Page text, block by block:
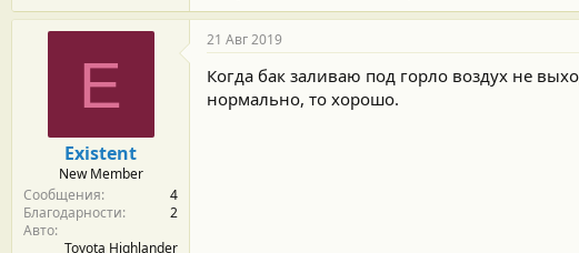
E
Existent
New Member
Сообщения
4
Благодарности
2
Авто
Toyota Highlander
21 Авг 2019
Когда бак заливаю под горло воздух не
нормально, то хорошо.